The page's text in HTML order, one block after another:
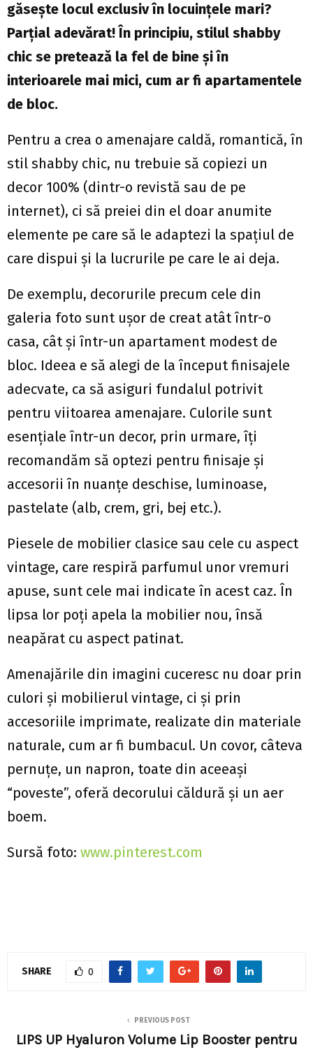
găsește locul exclusiv în locuințele mari?
Parțial adevărat! În principiu, stilul shabby
chic se pretează la fel de bine și în
interioarele mai mici, cum ar fi apartamentele
de bloc.
Pentru a crea o amenajare caldă, romantică, în
stil shabby chic, nu trebuie să copiezi un
decor 100% (dintr-o revistă sau de pe
internet), ci să preiei din el doar anumite
elemente pe care să le adaptezi la spațiul de
care dispui și la lucrurile pe care le ai deja.
De exemplu, decorurile precum cele din
galeria foto sunt ușor de creat atât într-o
casa, cât și într-un apartament modest de
bloc. Ideea e să alegi de la început finisajele
adecvate, ca să asiguri fundalul potrivit
pentru viitoarea amenajare. Culorile sunt
esențiale într-un decor, prin urmare, îți
recomandăm să optezi pentru finisaje și
accesorii în nuanțe deschise, luminoase,
pastelate (alb, crem, gri, bej etc.).
Piesele de mobilier clasice sau cele cu aspect
vintage, care respiră parfumul unor vremuri
apuse, sunt cele mai indicate în acest caz. În
lipsa lor poți apela la mobilier nou, însă
neapărat cu aspect patinat.
Amenajările din imagini cuceresc nu doar prin
culori și mobilierul vintage, ci și prin
accesoriile imprimate, realizate din materiale
naturale, cum ar fi bumbacul. Un covor, câteva
pernuțe, un napron, toate din aceeași
“poveste”, oferă decorului căldură și un aer
boem.
Sursă foto: www.pinterest.com
SHARE 0
PREVIOUS POST
LIPS UP Hyaluron Volume Lip Booster pentru